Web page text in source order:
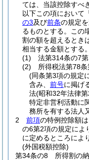
ては、当該控除すべ
以下この項において
の3及び前条の規定
るものとする。
この
割の額を超えるとき
相当する金額とする。
(1)
法第314条の7
(2)
所得税法第78
(同条第3項の規定
含み、 前号に掲げ
法(昭和32年法律
特定非営利活動に
務所を有する法人
2
前項の特例控除額
の6第2項の規定によ
に定めるところによ
(外国税額控除)
第34条の8
所得割の